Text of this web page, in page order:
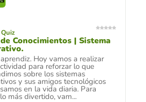
Conocimientos | Sistema
Hoy vamos a realizar
para reforzar lo que
sobre los sistemas
y sus amigos tecnológicos
en la vida diaria. Para
más divertido, vam...